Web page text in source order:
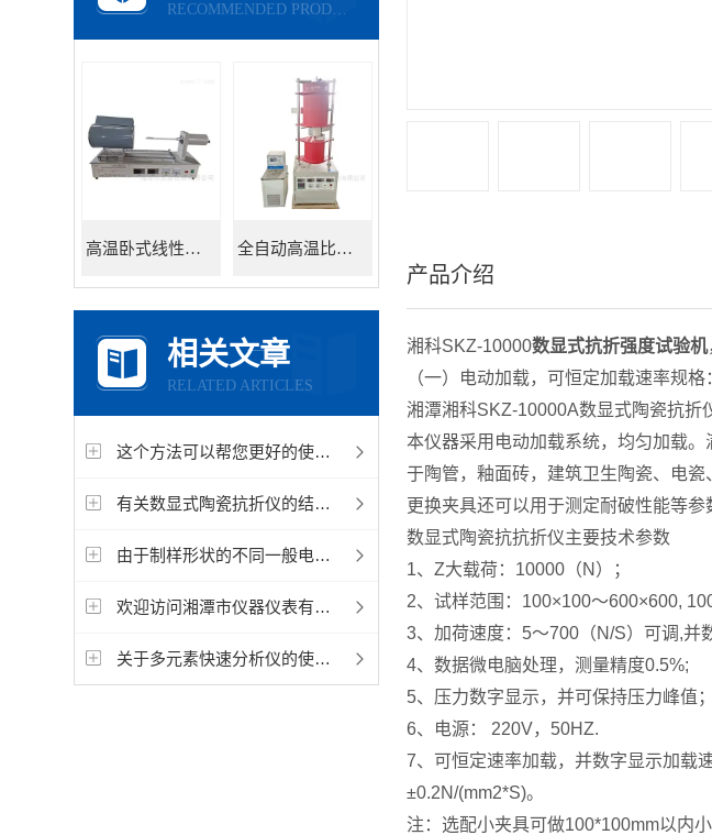
RECOMMENDED PRODUCTS
高温卧式线性热膨胀系数测定仪 全自动高温比热容测试仪
相关文章
RELATED ARTICLES
这个方法可以帮您更好的使用数显式陶瓷抗折仪
有关数显式陶瓷抗折仪的结构及工作原理，以下有详细说明
由于制样形状的不同一般电动制样机有三种不同设备
欢迎访问湘潭市仪器仪表有限公司新网站！
关于多元素快速分析仪的使用原理，下面有详细说明
产品介绍
湘科SKZ-10000数显式抗折强度试验机
（一）电动加载，可恒定加载速率规格
湘潭湘科SKZ-10000A数显式陶瓷抗折
本仪器采用电动加载系统，均匀加载
于陶管，釉面砖，建筑卫生陶瓷、电
更换夹具还可以用于测定耐破性能等参
数显式陶瓷抗抗折仪主要技术参数
1、Z大载荷：10000（N）；
2、试样范围：100×100～600×600,
3、加荷速度：5～700（N/S）可调,并
4、数据微电脑处理，测量精度0.5%;
5、压力数字显示，并可保持压力峰值；
6、电源： 220V，50HZ.
7、可恒定速率加载，并数字显示加载
±0.2N/(mm2*S)。
注：选配小夹具可做100*100mm以内小